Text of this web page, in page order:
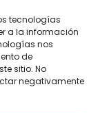
tecnologías
a la información
nos
de
sitio. No
negativamente